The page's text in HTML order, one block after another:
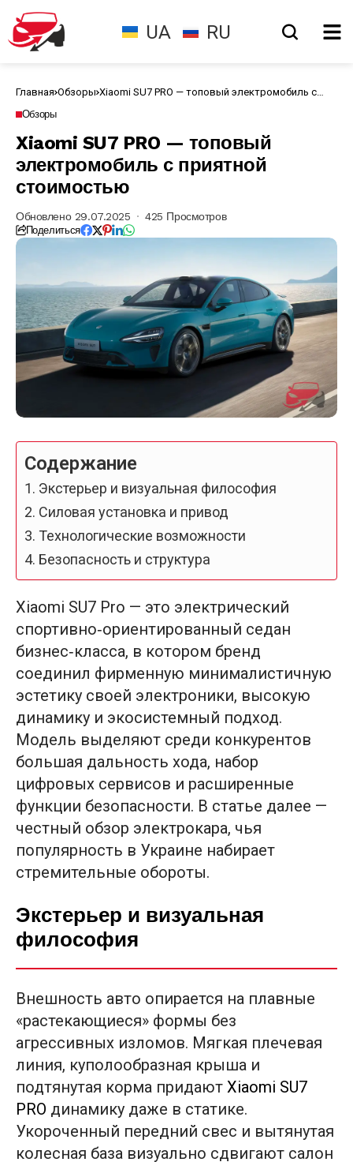
UA RU
Главная Обзоры Xiaomi SU7 PRO — топовый электромобиль с
Обзоры
Xiaomi SU7 PRO — топовый
электромобиль с приятной
стоимостью
Обновлено 29.07.2025 425 Просмотров
Поделиться
Содержание
Экстерьер и визуальная философия
Силовая установка и привод
Технологические возможности
Безопасность и структура
Xiaomi SU7 Pro — это электрический
спортивно‑ориентированный седан
бизнес‑класса, в котором бренд
соединил фирменную минималистичную
эстетику своей электроники, высокую
динамику и экосистемный подход.
Модель выделяют среди конкурентов
большая дальность хода, набор
цифровых сервисов и расширенные
функции безопасности. В статье далее —
честный обзор электрокара, чья
популярность в Украине набирает
стремительные обороты.
Экстерьер и визуальная
философия
Внешность авто опирается на плавные
«растекающиеся» формы без
агрессивных изломов. Мягкая плечeвая
линия, куполообразная крыша и
подтянутая корма придают Xiaomi SU7
PRO динамику даже в статике.
Укороченный передний свес и вытянутая
колесная база визуально сдвигают салон